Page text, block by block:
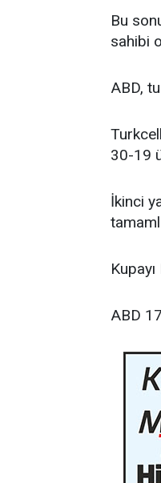
Bu
sahibi
ABD,
30-19
İkinci
ABD